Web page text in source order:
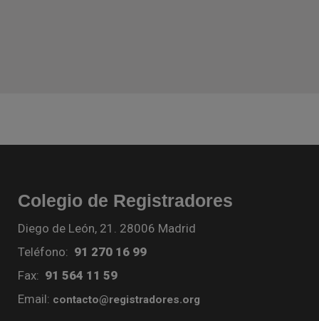
Colegio de Registradores
Diego de León, 21. 28006 Madrid
Teléfono: 91 270 16 99
Fax: 91 564 11 59
Email: contacto@registradores.org